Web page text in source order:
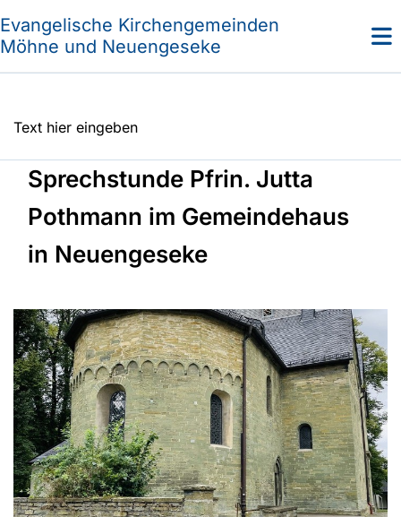
Evangelische Kirchengemeinden
Möhne und Neuengeseke
Text hier eingeben
Sprechstunde Pfrin. Jutta
Pothmann im Gemeindehaus
in Neuengeseke